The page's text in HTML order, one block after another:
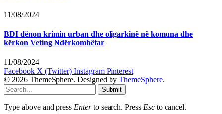
11/08/2024
BDI dënon krimin urban dhe oligarkinë në komuna dhe
kërkon Veting Ndërkombëtar
11/08/2024
Facebook X (Twitter) Instagram Pinterest
© 2026 ThemeSphere. Designed by ThemeSphere.
Submit
Type above and press Enterto search. Press Esc to cancel.